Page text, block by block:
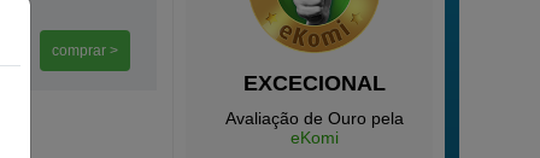
EXCECIONAL
Avaliação de Ouro pela
eKomi
comprar >